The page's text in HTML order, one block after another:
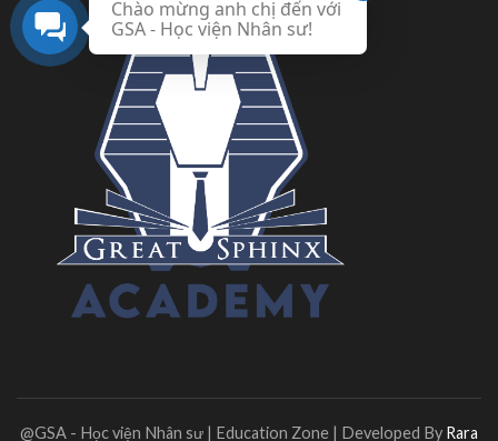
@GSA - Học viện Nhân sư | Education Zone | Developed By Rara
Chào mừng anh chị đến với
GSA - Học viện Nhân sư!